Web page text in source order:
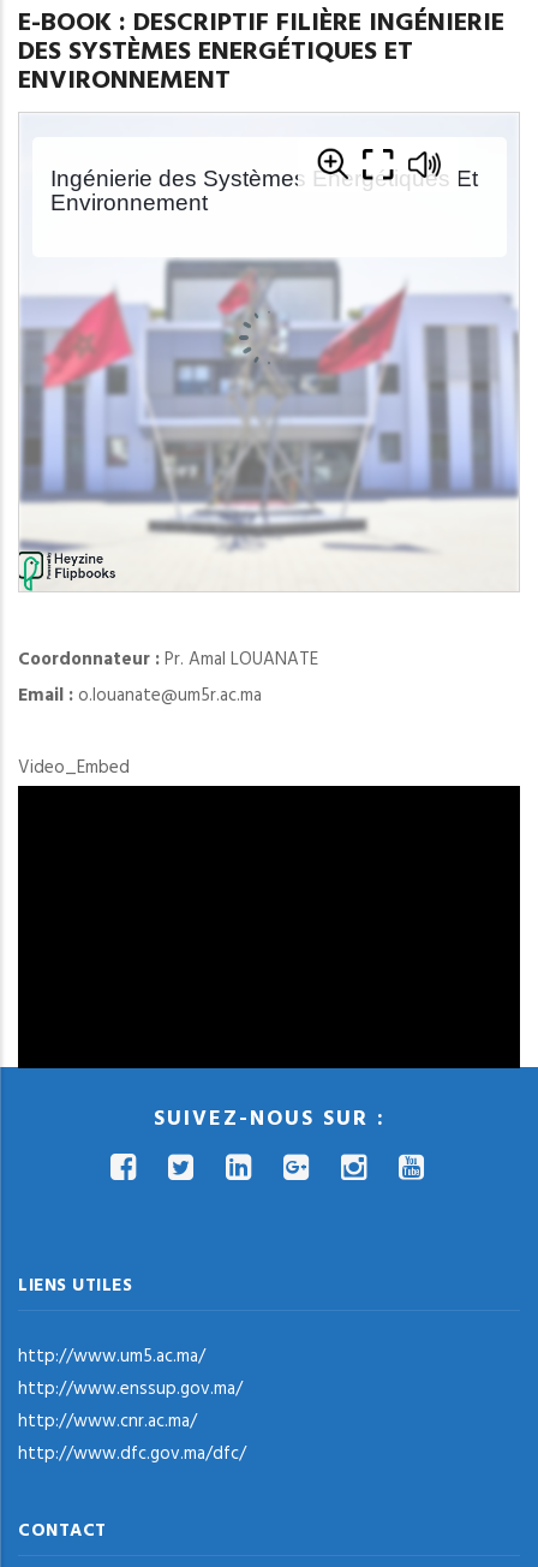
E-BOOK : DESCRIPTIF FILIÈRE INGÉNIERIE
DES SYSTÈMES ENERGÉTIQUES ET
ENVIRONNEMENT
Coordonnateur :Pr. Amal LOUANATE
Email : o.louanate@um5r.ac.ma
Video_Embed
SUIVEZ-NOUS SUR :
LIENS UTILES
http://www.um5.ac.ma/
http://www.enssup.gov.ma/
http://www.cnr.ac.ma/
http://www.dfc.gov.ma/dfc/
CONTACT